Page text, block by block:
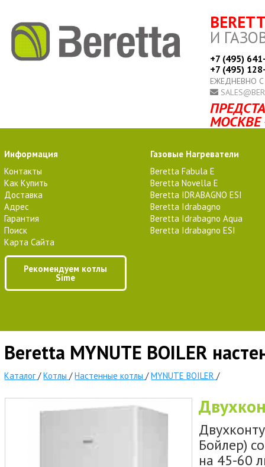
И
+7 (495)
+7 (495)
ЕЖЕДНЕВНО
МОСКВЕ
Информация
Контакты
Как Купить
Доставка
Адрес
Гарантия
Поиск
Карта Сайта
Рекомендуем котлы
Sime
Газовые Нагреватели
Beretta Fabula E
Beretta Novella E
Beretta IDRABAGNO ESI
Beretta Idrabagno
Beretta Idrabagno Aqua
Beretta Idrabagno ESI
Beretta MYNUTE BOILER
Каталог /Котлы /Настенные котлы /MYNUTE BOILER /
Бойлер)
на 45-60